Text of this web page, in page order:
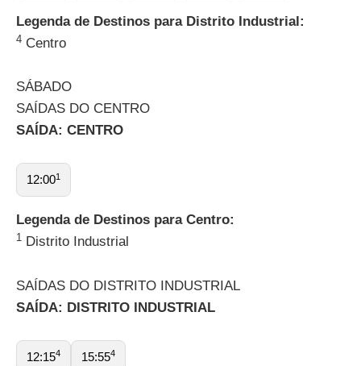
Legenda de Destinos para Distrito Industrial:
4 Centro
SÁBADO
SAÍDAS DO CENTRO
SAÍDA: CENTRO
12:001
Legenda de Destinos para Centro:
1 Distrito Industrial
SAÍDAS DO DISTRITO INDUSTRIAL
SAÍDA: DISTRITO INDUSTRIAL
12:154 15:554